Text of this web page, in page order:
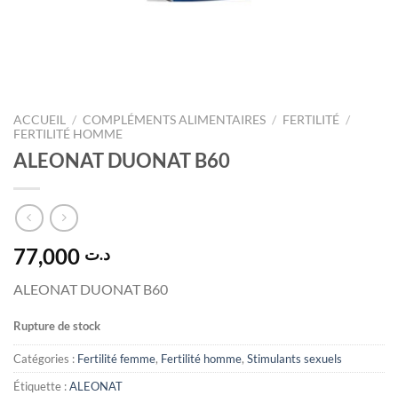
ACCUEIL / COMPLÉMENTS ALIMENTAIRES / FERTILITÉ /
FERTILITÉ HOMME
ALEONAT DUONAT B60
د.ت
ALEONAT DUONAT B60
Rupture de stock
Catégories : Fertilité femme, Fertilité homme, Stimulants sexuels
Étiquette :ALEONAT